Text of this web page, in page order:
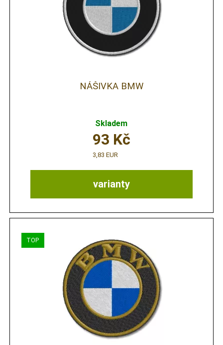
NÁŠIVKA BMW
Skladem
varianty
93 Kč
3,83 EUR